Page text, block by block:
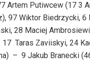
Artem Putiwcew (17 3
97 Wiktor Biedrzycki,
28 Maciej
Taras Zaviiskyi, 24
– 9 Jakub Branecki